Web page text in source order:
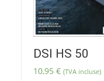
DSI HS 50
10,95 € (TVA incluse)